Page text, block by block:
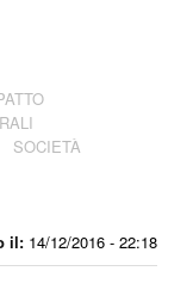
il: 14/12/2016 - 22:18
SOCIETÀ